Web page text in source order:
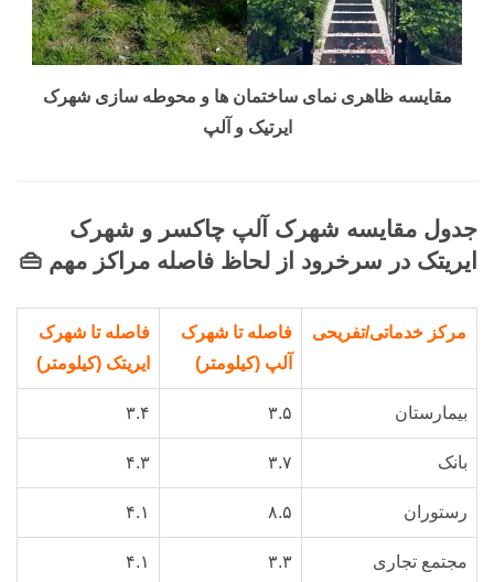
مقایسه ظاهری نمای ساختمان ها و محوطه سازی شهرک
ایرتیک و آلپ
جدول مقایسه شهرک آلپ چاکسر و شهرک
ایریتک در سرخرود از لحاظ فاصله مراکز مهم 👜
مرکز خدماتی/تفریحی
فاصله تا شهرک
آلپ (کیلومتر)
فاصله تا شهرک
ایریتک (کیلومتر)
بیمارستان ۳.۵ ۳.۴
بانک ۳.۷ ۴.۳
رستوران ۸.۵ ۴.۱
مجتمع تجاری ۳.۳ ۴.۱